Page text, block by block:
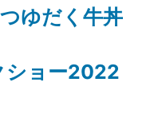
ゆだく牛丼
ショー2022